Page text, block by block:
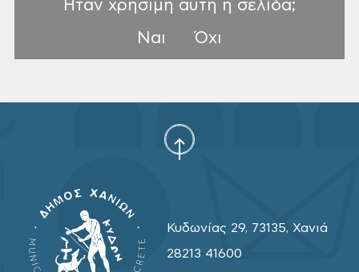
Ηταν χρήσιμη αυτή η σελίδα;
Ναι
Όχι
Κυδωνίας 29, 73135, Χανιά
28213 41600